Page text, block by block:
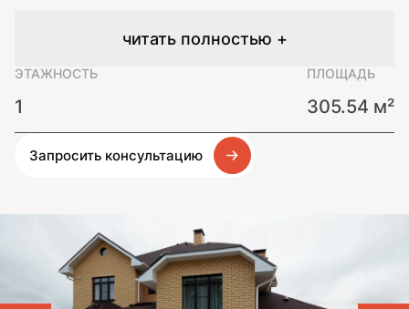
читать полностью +
ЭТАЖНОСТЬ
1
ПЛОЩАДЬ
305.54 м²
Запросить консультацию